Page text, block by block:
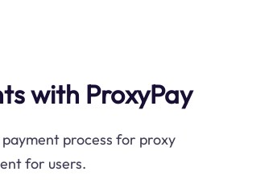
with ProxyPay
process for proxy
for users.